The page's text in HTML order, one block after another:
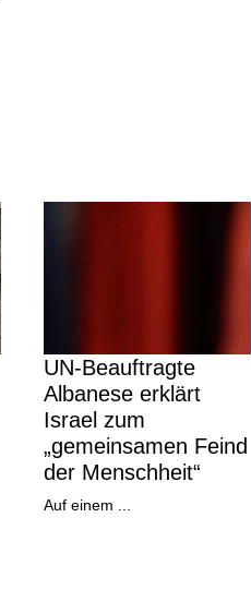
UN-Beauftragte
Albanese erklärt
Israel zum
„gemeinsamen Feind
der Menschheit“
Auf einem ...